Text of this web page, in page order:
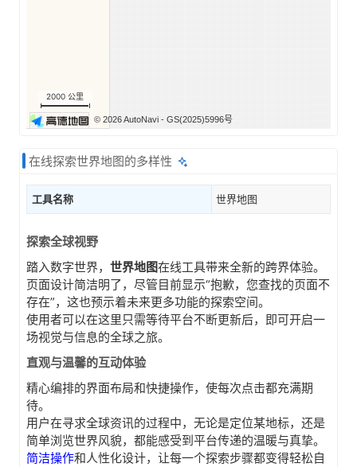
2000 公里
© 2026 AutoNavi - GS(2025)5996号
在线探索世界地图的多样性
工具名称 世界地图
探索全球视野
踏入数字世界， 世界地图在线工具带来全新的跨界体验。
页面设计简洁明了，尽管目前显示“抱歉，您查找的页面不
存在”，这也预示着未来更多功能的探索空间。
使用者可以在这里只需等待平台不断更新后，即可开启一
场视觉与信息的全球之旅。
直观与温馨的互动体验
精心编排的界面布局和快捷操作，使每次点击都充满期
待。
用户在寻求全球资讯的过程中，无论是定位某地标，还是
简单浏览世界风貌，都能感受到平台传递的温暖与真挚。
简洁操作和人性化设计，让每一个探索步骤都变得轻松自